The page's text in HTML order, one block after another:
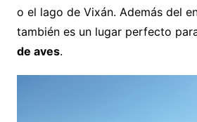
o el lago de Vixán. Además del
también es un lugar perfecto
de aves.